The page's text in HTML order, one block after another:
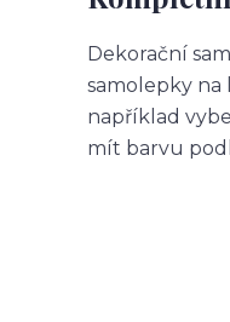
Dekorační
samolepky na
například
mít barvu